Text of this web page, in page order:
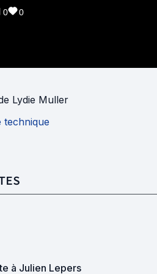
0 0
Lydie Muller
technique
à Julien Lepers